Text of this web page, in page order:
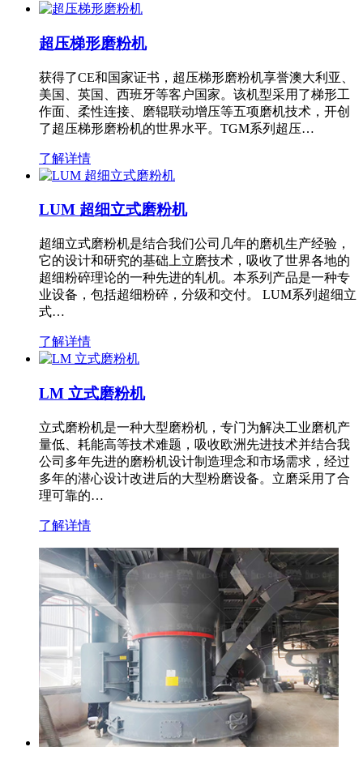
超压梯形磨粉机
获得了CE和国家证书，超压梯形磨粉机享誉澳大利亚、
美国、英国、西班牙等客户国家。该机型采用了梯形工
作面、柔性连接、磨辊联动增压等五项磨机技术，开创
了超压梯形磨粉机的世界水平。TGM系列超压…
了解详情
LUM 超细立式磨粉机
超细立式磨粉机是结合我们公司几年的磨机生产经验，
它的设计和研究的基础上立磨技术，吸收了世界各地的
超细粉碎理论的一种先进的轧机。本系列产品是一种专
业设备，包括超细粉碎，分级和交付。 LUM系列超细立
式…
了解详情
LM 立式磨粉机
立式磨粉机是一种大型磨粉机，专门为解决工业磨机产
量低、耗能高等技术难题，吸收欧洲先进技术并结合我
公司多年先进的磨粉机设计制造理念和市场需求，经过
多年的潜心设计改进后的大型粉磨设备。立磨采用了合
理可靠的…
了解详情